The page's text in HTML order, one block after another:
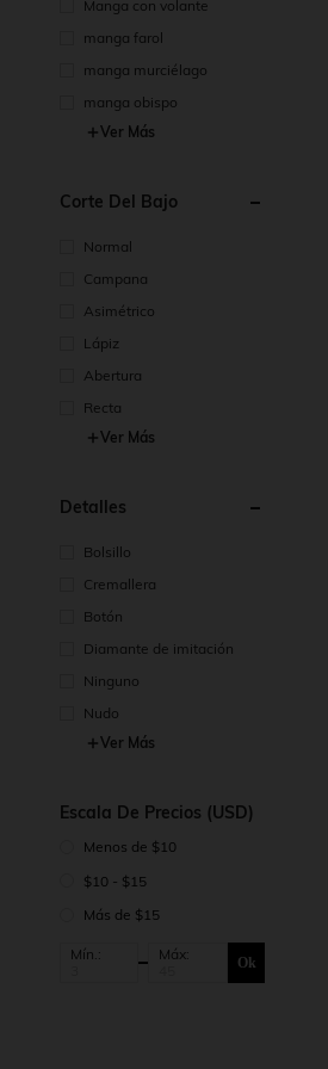
Manga con volante
manga farol
manga murciélago
manga obispo
Ver Más
Corte Del Bajo
Normal
Campana
Asimétrico
Lápiz
Abertura
Recta
Ver Más
Detalles
Bolsillo
Cremallera
Botón
Diamante de imitación
Ninguno
Nudo
Ver Más
Escala De Precios (USD)
Menos de $10
$10 - $15
Más de $15
Mín.: Máx: Ok